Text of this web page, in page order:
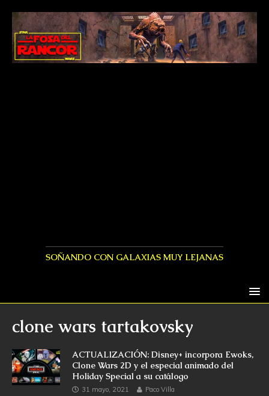
SOÑANDO CON GALAXIAS MUY LEJANAS
clone wars tartakovsky
ACTUALIZACIÓN: Disney+ incorpora Ewoks,
Clone Wars 2D y el especial animado del
Holiday Special a su catálogo
31 mayo, 2021 Paco Villa